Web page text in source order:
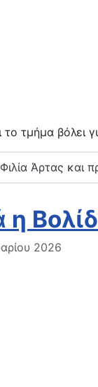
το τμήμα βόλει
Άρτας και
η
2026